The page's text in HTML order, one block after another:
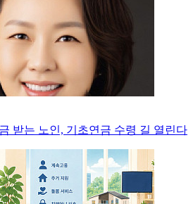
받는 노인, 기초연금 수령 길 열린다